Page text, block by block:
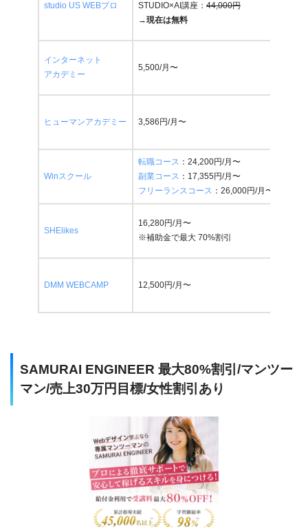
studio US WEBプロ
STUDIO×AI講座： 44,000円
→現在は無料
インターネット
アカデミー
5,500/月〜
ヒューマンアカデミー 3,586円/月〜
Winスクール
転職コース ：24,200円/月〜
副業コース ：17,355円/月〜
フリーランスコース ：26,000円/月〜
SHElikes
16,280円/月〜
※補助金で最大 70%割引
DMM WEBCAMP 12,500円/月〜
SAMURAI ENGINEER 最大80%割引/マンツー
マン/売上30万円目標/女性割引あり